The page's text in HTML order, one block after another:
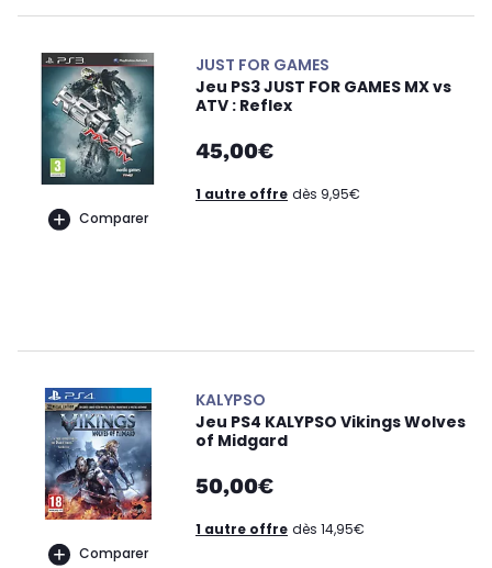
Comparer
JUST FOR GAMES
Jeu PS3 JUST FOR GAMES MX vs
ATV : Reflex
45,00€
1 autre offre dès 9,95€
Comparer
KALYPSO
Jeu PS4 KALYPSO Vikings Wolves
of Midgard
50,00€
1 autre offre dès 14,95€